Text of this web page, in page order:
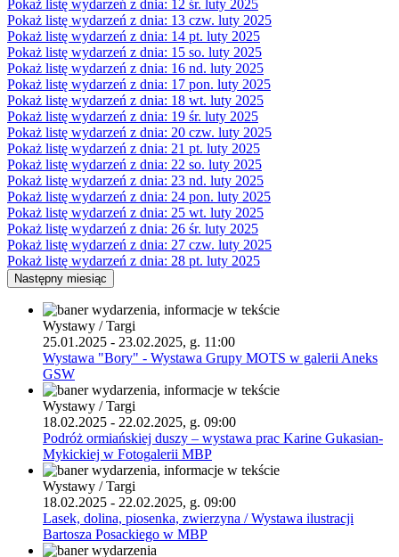
Pokaż listę wydarzeń z dnia: 12 śr. luty 2025
Pokaż listę wydarzeń z dnia: 13 czw. luty 2025
Pokaż listę wydarzeń z dnia: 14 pt. luty 2025
Pokaż listę wydarzeń z dnia: 15 so. luty 2025
Pokaż listę wydarzeń z dnia: 16 nd. luty 2025
Pokaż listę wydarzeń z dnia: 17 pon. luty 2025
Pokaż listę wydarzeń z dnia: 18 wt. luty 2025
Pokaż listę wydarzeń z dnia: 19 śr. luty 2025
Pokaż listę wydarzeń z dnia: 20 czw. luty 2025
Pokaż listę wydarzeń z dnia: 21 pt. luty 2025
Pokaż listę wydarzeń z dnia: 22 so. luty 2025
Pokaż listę wydarzeń z dnia: 23 nd. luty 2025
Pokaż listę wydarzeń z dnia: 24 pon. luty 2025
Pokaż listę wydarzeń z dnia: 25 wt. luty 2025
Pokaż listę wydarzeń z dnia: 26 śr. luty 2025
Pokaż listę wydarzeń z dnia: 27 czw. luty 2025
Pokaż listę wydarzeń z dnia: 28 pt. luty 2025
Następny miesiąc
Wystawy / Targi
25.01.2025 - 23.02.2025, g. 11:00
Wystawa "Bory" - Wystawa Grupy MOTS w galerii Aneks
GSW
Wystawy / Targi
18.02.2025 - 22.02.2025, g. 09:00
Podróż ormiańskiej duszy – wystawa prac Karine Gukasian-
Mykickiej w Fotogalerii MBP
Wystawy / Targi
18.02.2025 - 22.02.2025, g. 09:00
Lasek, dolina, piosenka, zwierzyna / Wystawa ilustracji
Bartosza Posackiego w MBP